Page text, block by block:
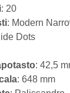
: 20
: Modern
Dots
: 42,5
: 648 mm